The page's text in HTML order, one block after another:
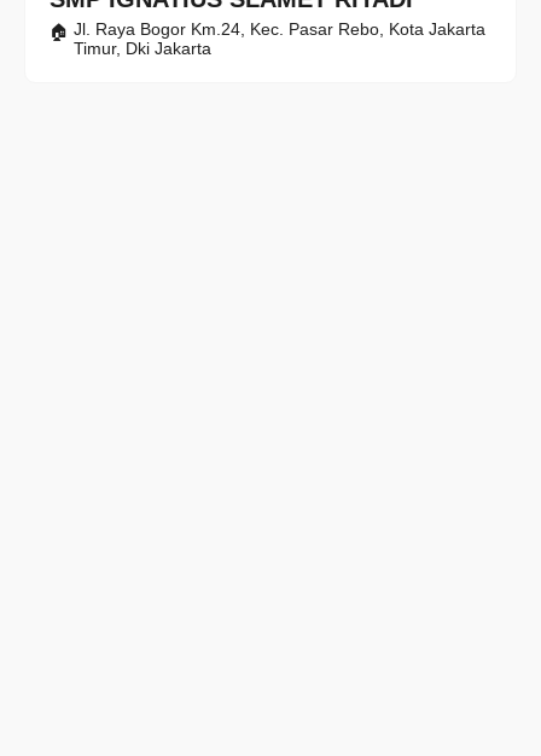
Jl. Raya Bogor Km.24, Kec. Pasar Rebo, Kota Jakarta
Timur, Dki Jakarta